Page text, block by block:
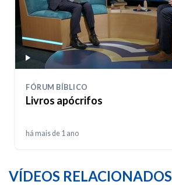
FÓRUM BÍBLICO
Livros apócrifos
há mais de 1 ano
VÍDEOS RELACIONADOS